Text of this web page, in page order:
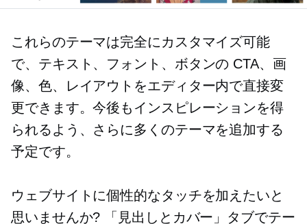
これらのテーマは完全にカスタマイズ可能
で、テキスト、フォント、ボタンの CTA、画
像、色、レイアウトをエディター内で直接変
更できます。今後もインスピレーションを得
られるよう、さらに多くのテーマを追加する
予定です。
ウェブサイトに個性的なタッチを加えたいと
思いませんか? 「見出しとカバー」タブでテー